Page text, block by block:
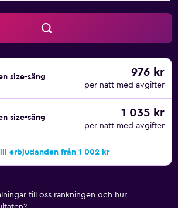
size-säng 976 kr
per natt med avgifter
size-säng 1 035 kr
per natt med avgifter
erbjudanden från 1 002 kr
till oss rankningen och hur